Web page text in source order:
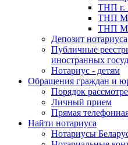
ТНП г.
ТНП
ТНП
Депозит нотариуса
Публичные
иностранных
Нотариус - детям
Обращения граждан и
Порядок
Личный прием
Прямая
Найти нотариуса
Нотариусы